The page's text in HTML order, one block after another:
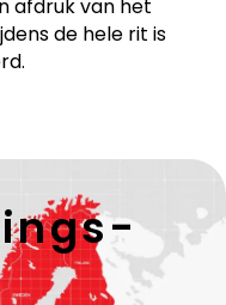
afdruk van het
de hele rit is